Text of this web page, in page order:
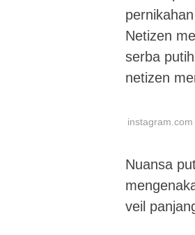
Netizen
serba
netizen
Nuansa
veil